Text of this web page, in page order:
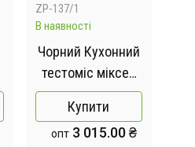
ZP-137/1
В наявності
Чорний Кухонний
тестоміс міксер
4в1 3500 Вт на 6
літрів Zepline з
нержавіючої сталі
Купити
опт3 015.00 ₴